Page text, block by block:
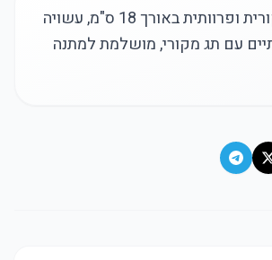
בובת סטיץ' מקורית ופרוותית באורך 18 ס"מ, עשויה
עם תג מקורי, מושלמת למתנה